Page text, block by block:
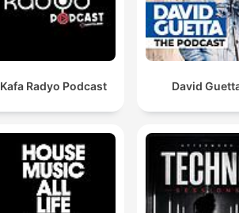
Kafa Radyo Podcast David